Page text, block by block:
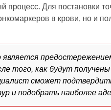
процесс. Для постановки
в крови, но и
того, как будут
сможет
и подобрать наиболее